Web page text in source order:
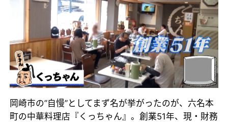
岡崎市の”自慢”としてまず名が挙がったのが、六名本
町の中華料理店『くっちゃん』。創業51年、現・財務